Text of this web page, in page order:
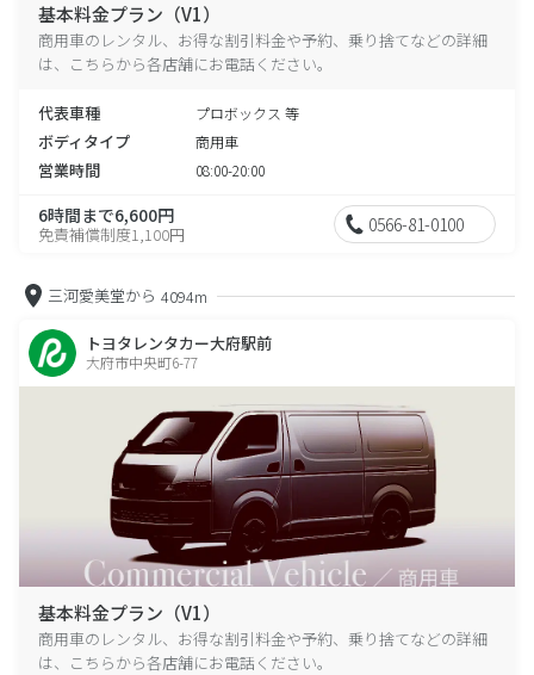
基本料金プラン（V1）
商用車のレンタル、お得な割引料金や予約、乗り捨てなどの詳細
は、こちらから各店舗にお電話ください。
代表車種 プロボックス 等
ボディタイプ 商用車
営業時間 08:00-20:00
6時間まで6,600円
免責補償制度1,100円 0566-81-0100
三河愛美堂から 4094m
トヨタレンタカー大府駅前
大府市中央町6-77
基本料金プラン（V1）
商用車のレンタル、お得な割引料金や予約、乗り捨てなどの詳細
は、こちらから各店舗にお電話ください。